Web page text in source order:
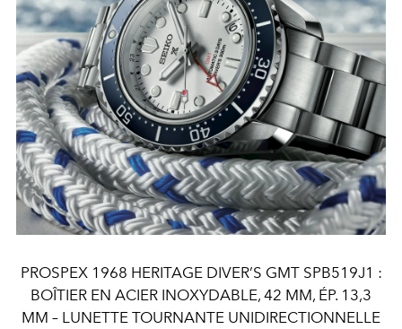
PROSPEX 1968 HERITAGE DIVER’S GMT SPB519J1 :
BOÎTIER EN ACIER INOXYDABLE, 42 MM, ÉP. 13,3
MM – LUNETTE TOURNANTE UNIDIRECTIONNELLE